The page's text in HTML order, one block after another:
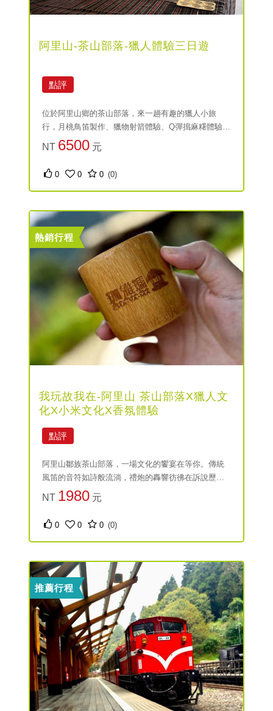
阿里山-茶山部落-獵人體驗三日遊
點評
位於阿里山鄉的茶山部落，來一趟有趣的獵人小旅
行，月桃鳥笛製作、獵物射箭體驗、Q彈搗麻糬體驗、
香氛蠟燭體驗等諸多體驗活動等你來參加。
NT 6500 元
0 0 0 (0)
熱銷行程
我玩故我在-阿里山 茶山部落X獵人文
化X小米文化X香氛體驗
點評
阿里山鄒族茶山部落，一場文化的饗宴在等你。傳統
風笛的音符如詩般流淌，禮炮的轟響彷彿在訴說歷史
的回聲。透過獵人鳥笛與獸皮的故事，感受鄒族的智
慧；在小米文化中，搗麻糬的過程讓人回味無窮。最
後，與香氛蠟燭相伴，讓這份獨特的香氣，成為你心
靈的寄託。
NT 1980 元
0 0 0 (0)
推薦行程